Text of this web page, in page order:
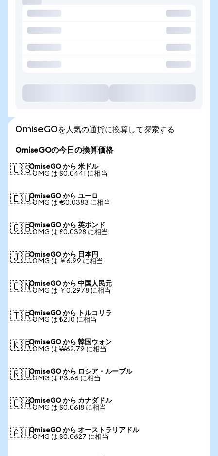
OmiseGOを人気の通貨に換算して探索する
OmiseGOの今日の換算価格
🇺🇸OmiseGO から 米ドル
1 OMG は $0.0441 に相当
🇪🇺OmiseGO から ユーロ
1 OMG は €0.0383 に相当
🇬🇧OmiseGO から 英ポンド
1 OMG は £0.0328 に相当
🇯🇵OmiseGO から 日本円
1 OMG は ￥6.99 に相当
🇨🇳OmiseGO から 中国人民元
1 OMG は ￥0.2978 に相当
🇹🇷OmiseGO から トルコリラ
1 OMG は ₺2.10 に相当
🇰🇷OmiseGO から 韓国ウォン
1 OMG は ₩62.79 に相当
🇷🇺OmiseGO から ロシア・ルーブル
1 OMG は ₽3.66 に相当
🇨🇦OmiseGO から カナダドル
1 OMG は $0.0618 に相当
🇦🇺OmiseGO から オーストラリアドル
1 OMG は $0.0627 に相当